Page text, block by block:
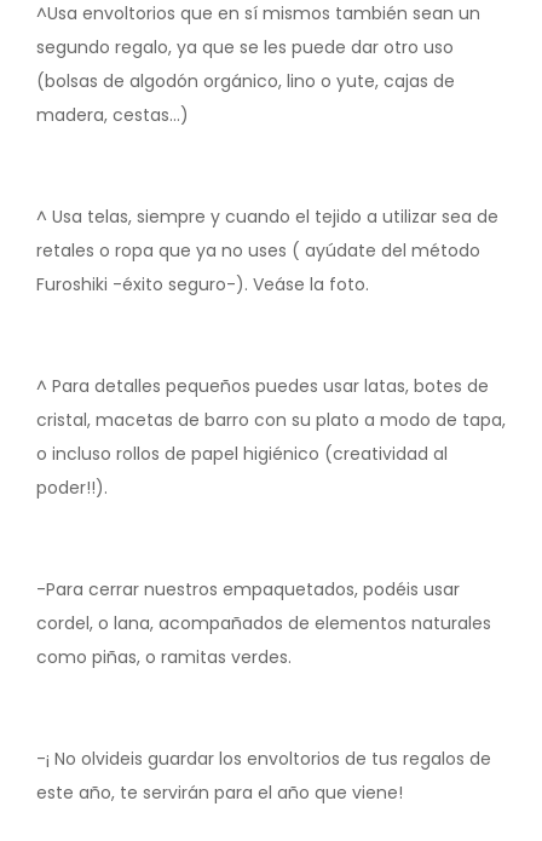
^Usa envoltorios que en sí mismos también sean un
segundo regalo, ya que se les puede dar otro uso
(bolsas de algodón orgánico, lino o yute, cajas de
madera, cestas...)
^ Usa telas, siempre y cuando el tejido a utilizar sea de
retales o ropa que ya no uses ( ayúdate del método
Furoshiki -éxito seguro-). Veáse la foto.
^ Para detalles pequeños puedes usar latas, botes de
cristal, macetas de barro con su plato a modo de tapa,
o incluso rollos de papel higiénico (creatividad al
poder!!).
-Para cerrar nuestros empaquetados, podéis usar
cordel, o lana, acompañados de elementos naturales
como piñas, o ramitas verdes.
-¡ No olvideis guardar los envoltorios de tus regalos de
este año, te servirán para el año que viene!